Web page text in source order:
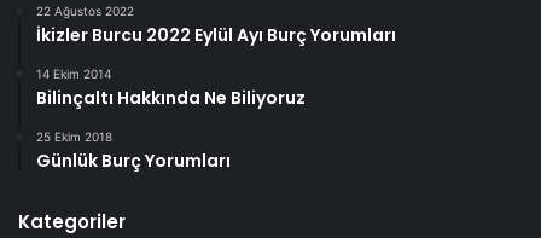
22 Ağustos 2022
İkizler Burcu 2022 Eylül Ayı Burç Yorumları
14 Ekim 2014
Bilinçaltı Hakkında Ne Biliyoruz
25 Ekim 2018
Günlük Burç Yorumları
Kategoriler